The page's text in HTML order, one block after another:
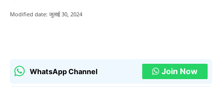
Modified date: जुलाई 30, 2024
WhatsApp Channel Join Now